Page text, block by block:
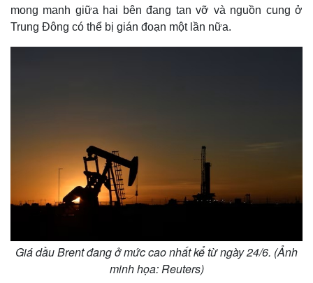
mong manh giữa hai bên đang tan vỡ và nguồn cung ở
Trung Đông có thể bị gián đoạn một lần nữa.
Giá dầu Brent đang ở mức cao nhất kể từ ngày 24/6. (Ảnh
minh họa: Reuters)